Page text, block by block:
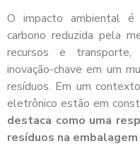
O impacto ambiental é
carbono reduzida pela
recursos e transporte,
inovação-chave em um
resíduos. Em um
eletrônico estão em
destaca como uma
resíduos na